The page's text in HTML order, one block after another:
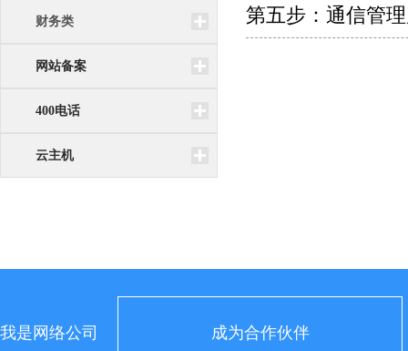
财务类
网站备案
400电话
云主机
第五步：通信管
我是网络公司 成为合作伙伴